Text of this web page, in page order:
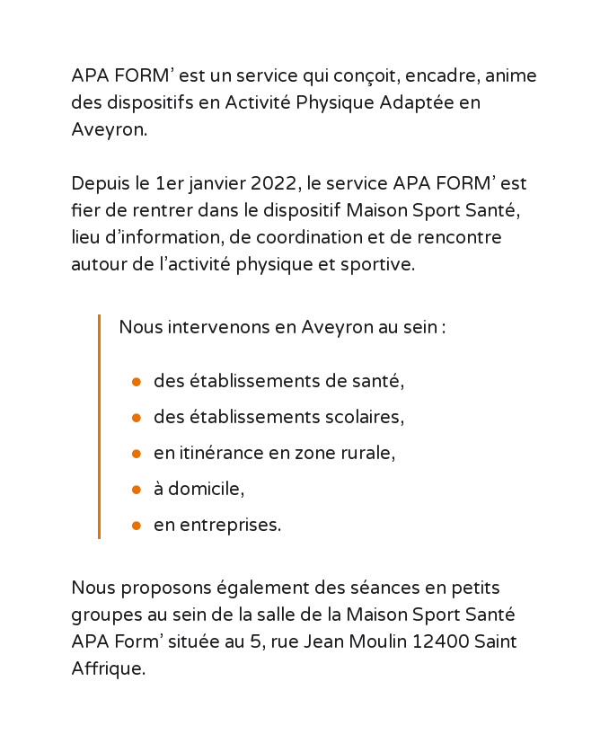
APA FORM’ est un service qui conçoit, encadre, anime
des dispositifs en Activité Physique Adaptée en
Aveyron.
Depuis le 1er janvier 2022, le service APA FORM’ est
fier de rentrer dans le dispositif Maison Sport Santé,
lieu d’information, de coordination et de rencontre
autour de l’activité physique et sportive.
Nous intervenons en Aveyron au sein :
des établissements de santé,
des établissements scolaires,
en itinérance en zone rurale,
à domicile,
en entreprises.
Nous proposons également des séances en petits
groupes au sein de la salle de la Maison Sport Santé
APA Form’ située au 5, rue Jean Moulin 12400 Saint
Affrique.